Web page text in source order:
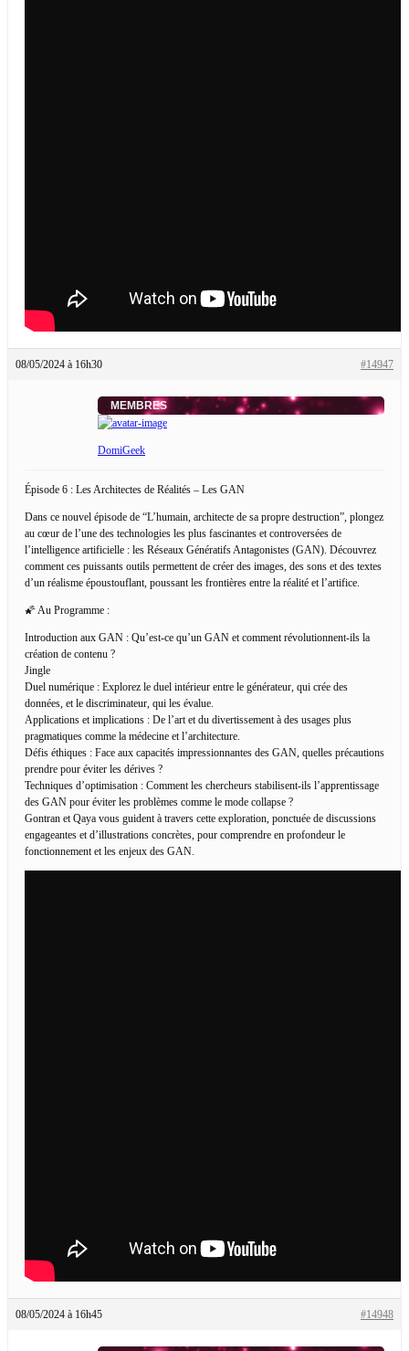
08/05/2024 à 16h30 #14947
MEMBRES
DomiGeek
Épisode 6 : Les Architectes de Réalités – Les GAN
Dans ce nouvel épisode de “L’humain, architecte de sa propre destruction”, plongez
au cœur de l’une des technologies les plus fascinantes et controversées de
l’intelligence artificielle : les Réseaux Génératifs Antagonistes (GAN). Découvrez
comment ces puissants outils permettent de créer des images, des sons et des textes
d’un réalisme époustouflant, poussant les frontières entre la réalité et l’artifice.
🌠 Au Programme :
Introduction aux GAN : Qu’est-ce qu’un GAN et comment révolutionnent-ils la
création de contenu ?
Jingle
Duel numérique : Explorez le duel intérieur entre le générateur, qui crée des
données, et le discriminateur, qui les évalue.
Applications et implications : De l’art et du divertissement à des usages plus
pragmatiques comme la médecine et l’architecture.
Défis éthiques : Face aux capacités impressionnantes des GAN, quelles précautions
prendre pour éviter les dérives ?
Techniques d’optimisation : Comment les chercheurs stabilisent-ils l’apprentissage
des GAN pour éviter les problèmes comme le mode collapse ?
Gontran et Qaya vous guident à travers cette exploration, ponctuée de discussions
engageantes et d’illustrations concrètes, pour comprendre en profondeur le
fonctionnement et les enjeux des GAN.
08/05/2024 à 16h45 #14948